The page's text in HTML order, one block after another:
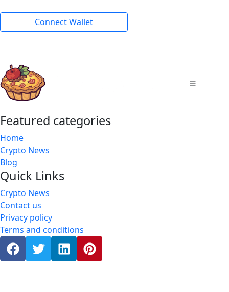
Connect Wallet
Featured categories
Home
Crypto News
Blog
Quick Links
Crypto News
Contact us
Privacy policy
Terms and conditions